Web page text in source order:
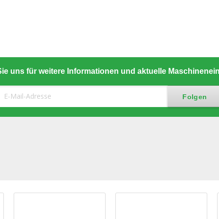
uns für weitere Informationen und aktuelle